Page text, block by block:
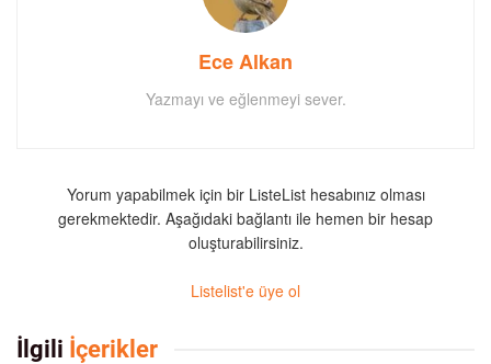
Ece Alkan
Yazmayı ve eğlenmeyi sever.
Yorum yapabilmek için bir ListeList hesabınız olması
gerekmektedir. Aşağıdaki bağlantı ile hemen bir hesap
oluşturabilirsiniz.
Listelist'e üye ol
İlgili İçerikler